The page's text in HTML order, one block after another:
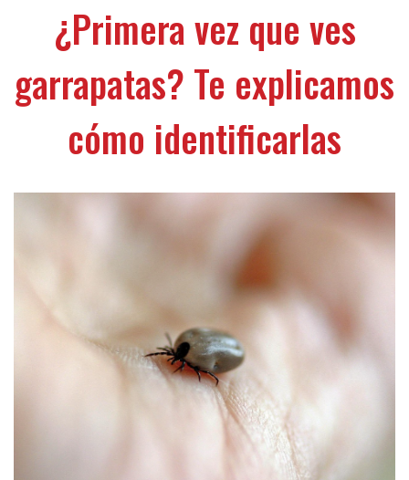
¿Primera vez que ves
garrapatas? Te explicamos
cómo identificarlas